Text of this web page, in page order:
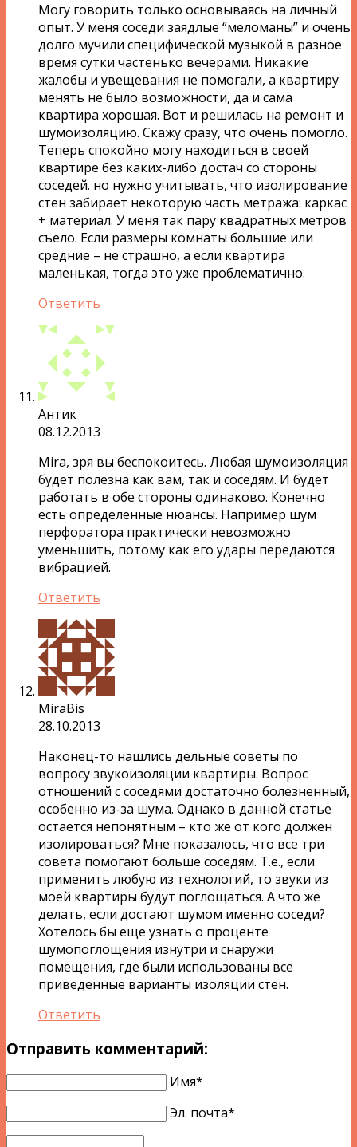
Могу говорить только основываясь на личный
опыт. У меня соседи заядлые “меломаны” и очень
долго мучили специфической музыкой в разное
время сутки частенько вечерами. Никакие
жалобы и увещевания не помогали, а квартиру
менять не было возможности, да и сама
квартира хорошая. Вот и решилась на ремонт и
шумоизоляцию. Скажу сразу, что очень помогло.
Теперь спокойно могу находиться в своей
квартире без каких-либо достач со стороны
соседей. но нужно учитывать, что изолирование
стен забирает некоторую часть метража: каркас
+ материал. У меня так пару квадратных метров
съело. Если размеры комнаты большие или
средние – не страшно, а если квартира
маленькая, тогда это уже проблематично.
Ответить
Антик
08.12.2013
Mira, зря вы беспокоитесь. Любая шумоизоляция
будет полезна как вам, так и соседям. И будет
работать в обе стороны одинаково. Конечно
есть определенные нюансы. Например шум
перфоратора практически невозможно
уменьшить, потому как его удары передаются
вибрацией.
Ответить
MiraBis
28.10.2013
Наконец-то нашлись дельные советы по
вопросу звукоизоляции квартиры. Вопрос
отношений с соседями достаточно болезненный,
особенно из-за шума. Однако в данной статье
остается непонятным – кто же от кого должен
изолироваться? Мне показалось, что все три
совета помогают больше соседям. Т.е., если
применить любую из технологий, то звуки из
моей квартиры будут поглощаться. А что же
делать, если достают шумом именно соседи?
Хотелось бы еще узнать о проценте
шумопоглощения изнутри и снаружи
помещения, где были использованы все
приведенные варианты изоляции стен.
Ответить
Отправить комментарий:
Имя*
Эл. почта*